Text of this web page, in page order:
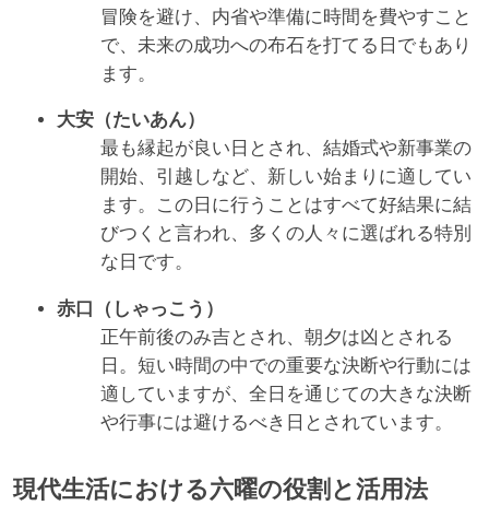
冒険を避け、内省や準備に時間を費やすこと
で、未来の成功への布石を打てる日でもあり
ます。
大安（たいあん）
最も縁起が良い日とされ、結婚式や新事業の
開始、引越しなど、新しい始まりに適してい
ます。この日に行うことはすべて好結果に結
びつくと言われ、多くの人々に選ばれる特別
な日です。
赤口（しゃっこう）
正午前後のみ吉とされ、朝夕は凶とされる
日。短い時間の中での重要な決断や行動には
適していますが、全日を通じての大きな決断
や行事には避けるべき日とされています。
現代生活における六曜の役割と活用法